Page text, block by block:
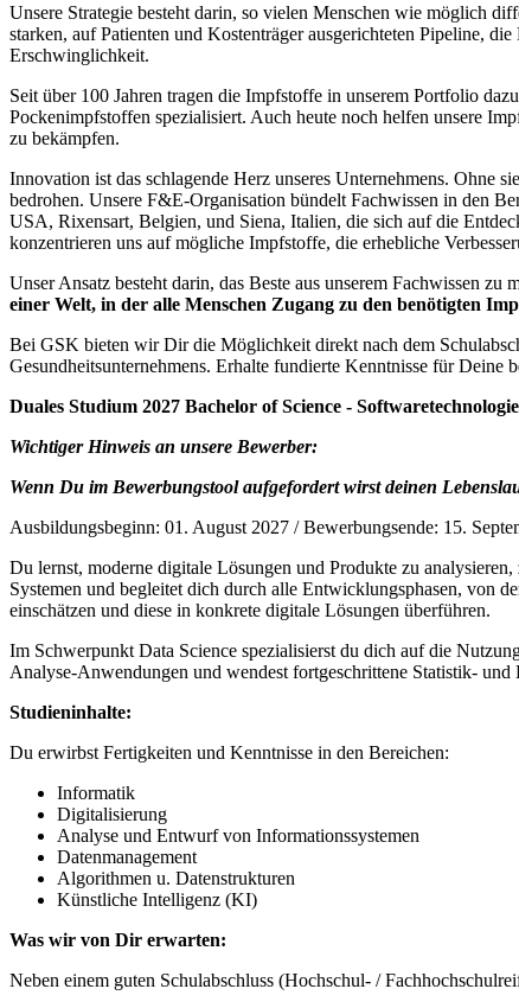
Unsere Strategie besteht darin, so vielen Menschen wie möglich
starken, auf Patienten und Kostenträger ausgerichteten Pipeline,
Erschwinglichkeit.
Seit über 100 Jahren tragen die Impfstoffe in unserem Portfolio
Pockenimpfstoffen spezialisiert. Auch heute noch helfen unsere
zu bekämpfen.
Innovation ist das schlagende Herz unseres Unternehmens. Ohne
bedrohen. Unsere F&E-Organisation bündelt Fachwissen in den
USA, Rixensart, Belgien, und Siena, Italien, die sich auf die
konzentrieren uns auf mögliche Impfstoffe, die erhebliche
Unser Ansatz besteht darin, das Beste aus unserem Fachwissen
einer Welt, in der alle Menschen Zugang zu den benötigten
Bei GSK bieten wir Dir die Möglichkeit direkt nach dem
Gesundheitsunternehmens. Erhalte fundierte Kenntnisse für Deine
Duales Studium 2027 Bachelor of Science -
Wichtiger Hinweis an unsere Bewerber:
Wenn Du im Bewerbungstool aufgefordert wirst deinen
Ausbildungsbeginn: 01. August 2027 / Bewerbungsende: 15.
Du lernst, moderne digitale Lösungen und Produkte zu
Systemen und begleitet dich durch alle Entwicklungsphasen, von
einschätzen und diese in konkrete digitale Lösungen überführen.
Im Schwerpunkt Data Science spezialisierst du dich auf die
Analyse‑Anwendungen und wendest fortgeschrittene Statistik-
Studieninhalte:
Du erwirbst Fertigkeiten und Kenntnisse in den Bereichen:
Informatik
Digitalisierung
Analyse und Entwurf von Informationssystemen
Datenmanagement
Algorithmen u. Datenstrukturen
Künstliche Intelligenz (KI)
Was wir von Dir erwarten:
Neben einem guten Schulabschluss (Hochschul- /